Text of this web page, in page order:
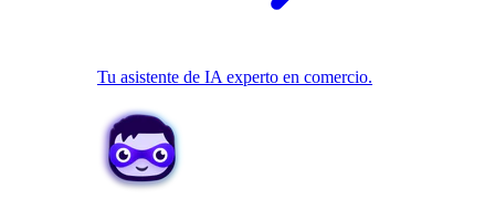
Tu asistente de IA experto en comercio.